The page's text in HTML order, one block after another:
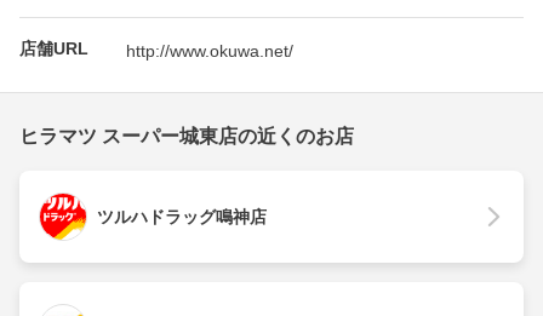
店舗URL http://www.okuwa.net/
ヒラマツ スーパー城東店の近くのお店
ツルハドラッグ鳴神店